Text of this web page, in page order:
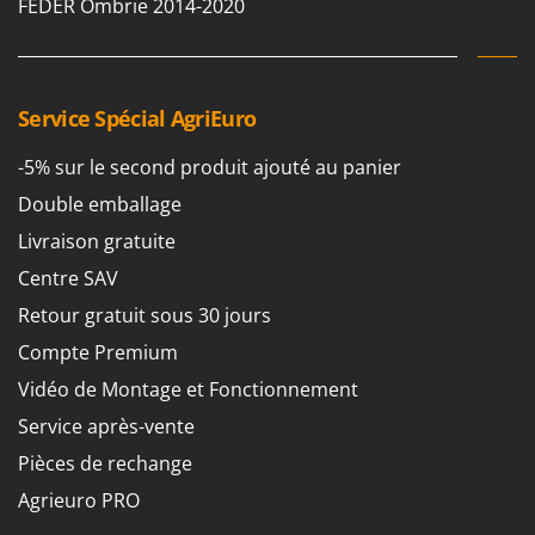
Machines pour la transformation des fruits
Motoculteurs
Motofaucheuses
Moulins à céréales électriques
Moulins à farine
N
Nettoyeurs et Balais à vapeur
Nettoyeurs haute pression
Nettoyeurs tapis, moquettes et tapisseries
P
Peignes vibreurs et Secoueurs à olives
Pelles rétros pour tracteur
Famur
FARMER
Ferrari Group
Ferroni
Ferrua
FIAC
FIEM
Fimar
FINI
Fiorentini
Fiskars
Flymo
FEDER Ombrie 2014-2020
Service Spécial AgriEuro
-5% sur le second produit ajouté au panier
Double emballage
Livraison gratuite
Centre SAV
Retour gratuit sous 30 jours
Compte Premium
Vidéo de Montage et Fonctionnement
Service après-vente
Pièces de rechange
Agrieuro PRO